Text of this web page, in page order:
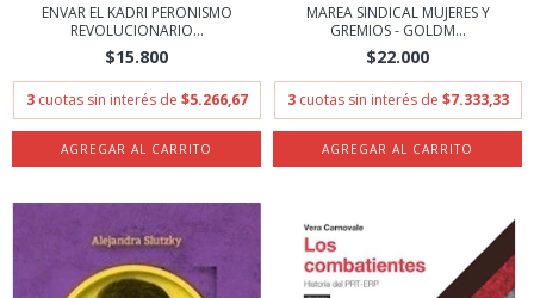
ENVAR EL KADRI PERONISMO
REVOLUCIONARIO...
$15.800
3 cuotas sin interés de $5.266,67
MAREA SINDICAL MUJERES Y
GREMIOS - GOLDM...
$22.000
3 cuotas sin interés de $7.333,33